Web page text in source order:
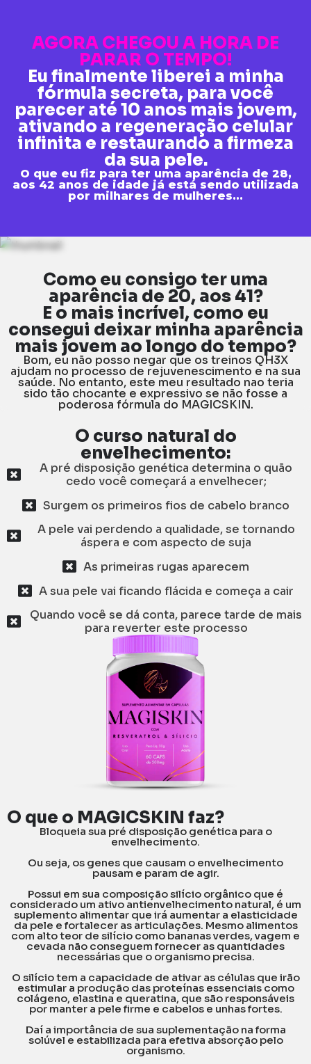
AGORA CHEGOU A HORA DE
PARAR O TEMPO!
Eu finalmente liberei a minha
fórmula secreta, para você
parecer até 10 anos mais jovem,
ativando a regeneração celular
infinita e restaurando a firmeza
da sua pele.
O que eu fiz para ter uma aparência de 28,
aos 42 anos de idade já está sendo utilizada
por milhares de mulheres...
Como eu consigo ter uma
aparência de 20, aos 41?
E o mais incrível, como eu
consegui deixar minha aparência
mais jovem ao longo do tempo?
Bom, eu não posso negar que os treinos QH3X
ajudam no processo de rejuvenescimento e na sua
saúde. No entanto, este meu resultado nao teria
sido tão chocante e expressivo se não fosse a
poderosa fórmula do MAGICSKIN.
O curso natural do
envelhecimento:
A pré disposição genética determina o quão
cedo você começará a envelhecer;
Surgem os primeiros fios de cabelo branco
A pele vai perdendo a qualidade, se tornando
áspera e com aspecto de suja
As primeiras rugas aparecem
A sua pele vai ficando flácida e começa a cair
Quando você se dá conta, parece tarde de mais
para reverter este processo
O que o MAGICSKIN faz?
Bloqueia sua pré disposição genética para o
envelhecimento.
Ou seja, os genes que causam o envelhecimento
pausam e param de agir.
Possui em sua composição silício orgânico que é
considerado um ativo antienvelhecimento natural, é um
suplemento alimentar que irá aumentar a elasticidade
da pele e fortalecer as articulações. Mesmo alimentos
com alto teor de silício como bananas verdes, vagem e
cevada não conseguem fornecer as quantidades
necessárias que o organismo precisa.
O silício tem a capacidade de ativar as células que irão
estimular a produção das proteínas essenciais como
colágeno, elastina e queratina, que são responsáveis
por manter a pele firme e cabelos e unhas fortes.
Daí a importância de sua suplementação na forma
solúvel e estabilizada para efetiva absorção pelo
organismo.